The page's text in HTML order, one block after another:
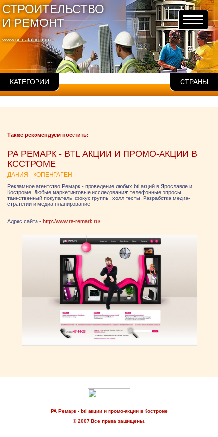
www.sr-catalog.com
СТРОИТЕЛЬСТВО
И РЕМОНТ
КАТЕГОРИИ СТРАНЫ
Также рекомендуем посетить:
РА РЕМАРК - BTL АКЦИИ И ПРОМО-АКЦИИ В
КОСТРОМЕ
ДАНИЯ - КОПЕНГАГЕН
Рекламное агентство Ремарк - проведение любых btl акций в Ярославле и
Костроме. Любые маркетинговые исследования: телефонные опросы,
таинственный покупатель, фокус группы, холл тесты. Разработка медиа-
стратегии и медиа-планирование.
Адрес сайта - http://www.ra-remark.ru/
РА Ремарк - btl акции и промо-акции в Костроме
© 2007 Все права защищены.